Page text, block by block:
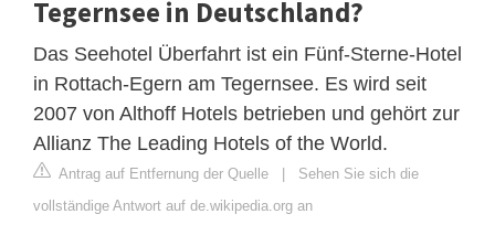
Tegernsee in Deutschland?
Das Seehotel Überfahrt ist ein Fünf-Sterne-Hotel
in Rottach-Egern am Tegernsee. Es wird seit
2007 von Althoff Hotels betrieben und gehört zur
Allianz The Leading Hotels of the World.
Antrag auf Entfernung der Quelle | Sehen Sie sich die
vollständige Antwort auf de.wikipedia.org an